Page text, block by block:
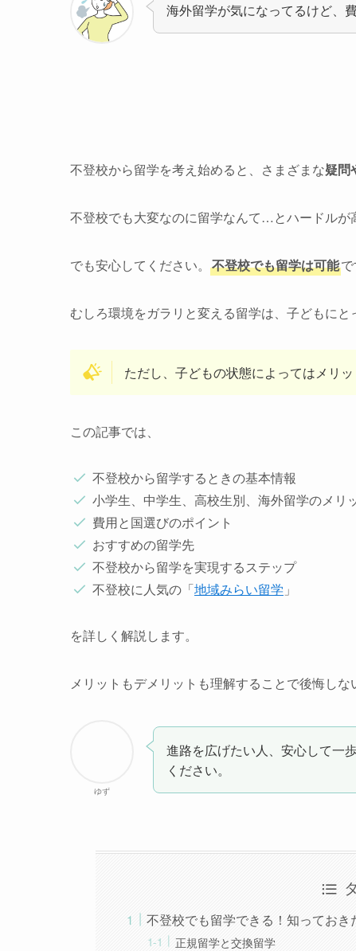
海外留学が気になってるけど、
不登校から留学を考え始めると、さまざまな疑問
不登校でも大変なのに留学なんて…とハードルが
でも安心してください。 不登校でも留学は可能で
むしろ環境をガラリと変える留学は、子どもにと
ただし、子どもの状態によってはメリ
この記事では、
不登校から留学するときの基本情報
小学生、中学生、高校生別、海外留学のメリ
費用と国選びのポイント
おすすめの留学先
不登校から留学を実現するステップ
不登校に人気の「地域みらい留学 」
を詳しく解説します。
メリットもデメリットも理解することで後悔しな
ゆず
進路を広げたい人、安心して一
ください。
不登校でも留学できる！知っておき
正規留学と交換留学